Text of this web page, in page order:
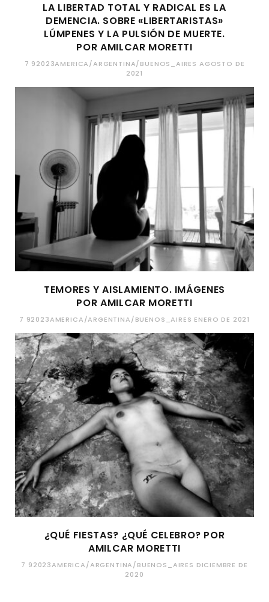
LA LIBERTAD TOTAL Y RADICAL ES LA
DEMENCIA. SOBRE «LIBERTARISTAS»
LÚMPENES Y LA PULSIÓN DE MUERTE.
POR AMILCAR MORETTI
7 92023AMERICA/ARGENTINA/BUENOS_AIRES AGOSTO DE
2021
TEMORES Y AISLAMIENTO. IMÁGENES
POR AMILCAR MORETTI
7 92023AMERICA/ARGENTINA/BUENOS_AIRES ENERO DE 2021
¿QUÉ FIESTAS? ¿QUÉ CELEBRO? POR
AMILCAR MORETTI
7 92023AMERICA/ARGENTINA/BUENOS_AIRES DICIEMBRE DE
2020